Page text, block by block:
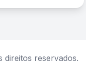
direitos reservados.